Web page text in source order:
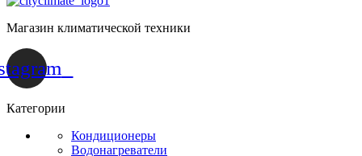
Магазин климатической техники
Категории
Кондиционеры
Водонагреватели